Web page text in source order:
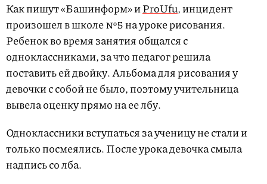
Как пишут «Башинформ» иProUfu, инцидент
произошел в школе №5 на уроке рисования.
Ребенок во время занятия общался с
одноклассниками, за что педагог решила
поставить ей двойку. Альбома для рисования у
девочки с собой не было, поэтому учительница
вывела оценку прямо на ее лбу.
Одноклассники вступаться за ученицу не стали и
только посмеялись. После урока девочка смыла
надпись со лба.